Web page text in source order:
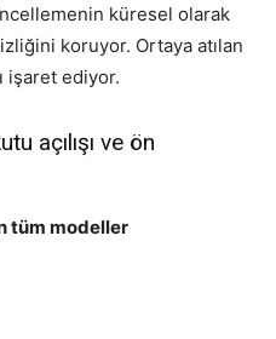
küresel olarak
koruyor. Ortaya atılan
işaret ediyor.
açılışı ve ön
tüm modeller